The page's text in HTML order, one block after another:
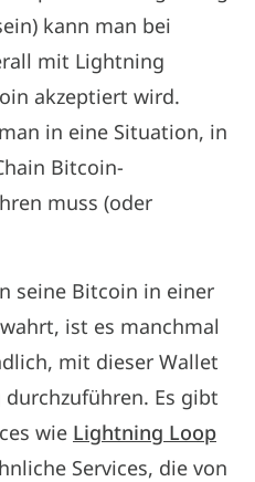
kann man bei
mit Lightning
akzeptiert wird.
in eine Situation, in
Bitcoin-
muss (oder
seine Bitcoin in einer
ist es manchmal
mit dieser Wallet
Es gibt
wie Lightning Loop
Services, die von